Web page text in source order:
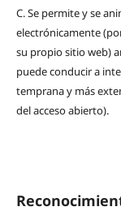
C.Se permite y se
electrónicamente
su propio sitio web)
puede conducir a
temprana y más
del acceso abierto).